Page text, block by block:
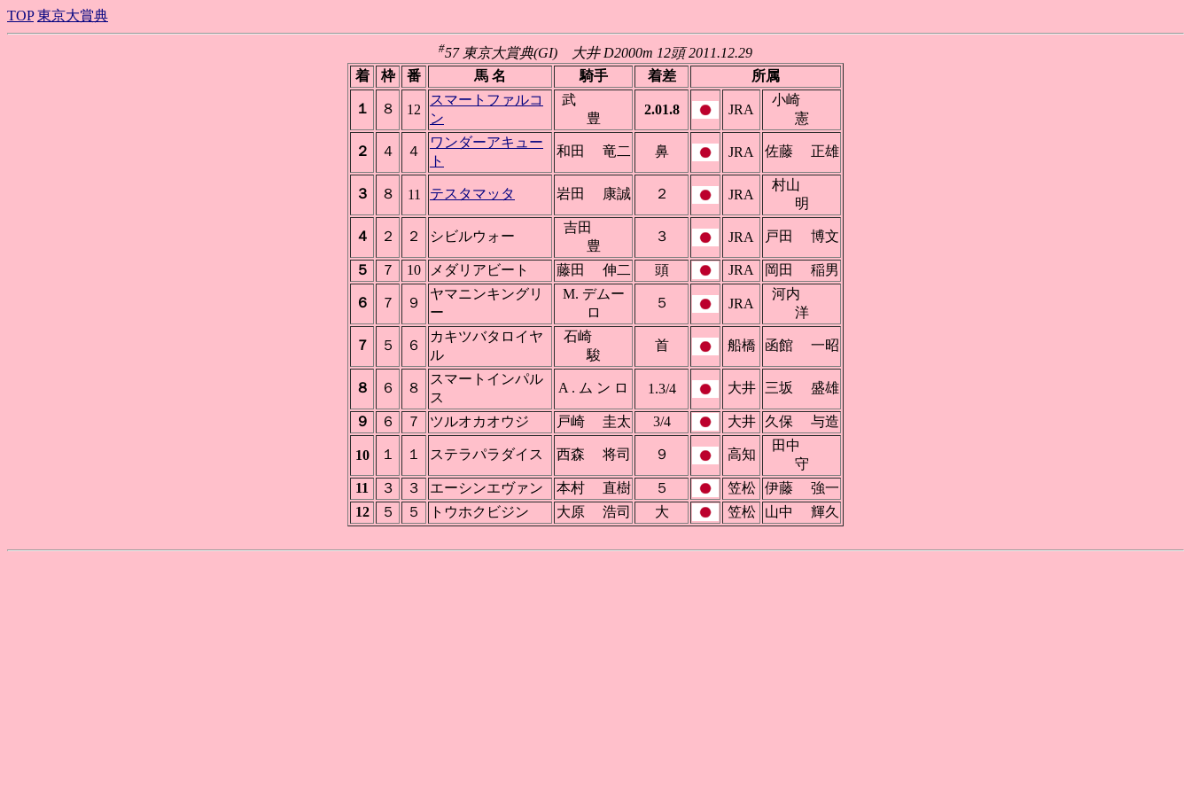
TOP 東京大賞典
#57 東京大賞典(GI) 大井 D2000m 12頭 2011.12.29
着
枠 番 馬 名 騎手 着差 所属
１ ８ 12
スマートファルコ
ン
武
豊
2.01.8 JRA
小崎
憲
２ ４ ４
ワンダーアキュー
ト
和田 竜二 鼻 JRA 佐藤 正雄
３ ８ 11 テスタマッタ 岩田 康誠 ２ JRA
村山
明
４ ２ ２ シビルウォー
吉田
豊
３ JRA 戸田 博文
５ ７ 10 メダリアビート 藤田 伸二 頭 JRA 岡田 稲男
６ ７ ９
ヤマニンキングリ
ー
M. デムー
ロ
５ JRA
河内
洋
７ ５ ６
カキツバタロイヤ
ル
石崎
駿
首 船橋 函館 一昭
８ ６ ８
スマートインパル
ス
A . ム ン ロ 1.3/4 大井 三坂 盛雄
９ ６ ７ ツルオカオウジ 戸崎 圭太 3/4 大井 久保 与造
10 １ １ ステラパラダイス 西森 将司 ９ 高知
田中
守
11
３ ３ エーシンエヴァン 本村 直樹 ５ 笠松
伊藤 強一
12
５ ５ トウホクビジン 大原 浩司 大 笠松 山中 輝久